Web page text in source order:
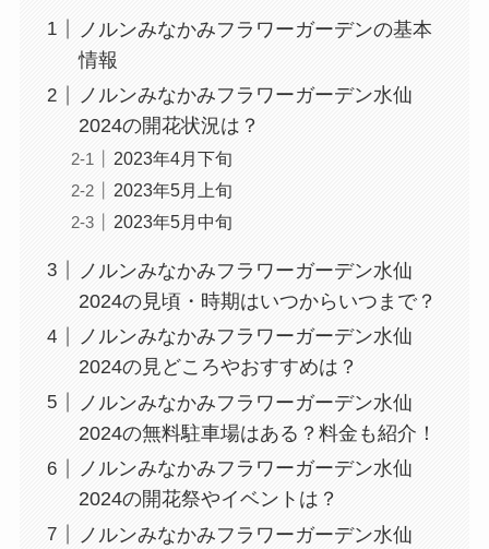
ノルンみなかみフラワーガーデンの基本
情報
ノルンみなかみフラワーガーデン水仙
2024の開花状況は？
2023年4月下旬
2023年5月上旬
2023年5月中旬
ノルンみなかみフラワーガーデン水仙
2024の見頃・時期はいつからいつまで？
ノルンみなかみフラワーガーデン水仙
2024の見どころやおすすめは？
ノルンみなかみフラワーガーデン水仙
2024の無料駐車場はある？料金も紹介！
ノルンみなかみフラワーガーデン水仙
2024の開花祭やイベントは？
ノルンみなかみフラワーガーデン水仙